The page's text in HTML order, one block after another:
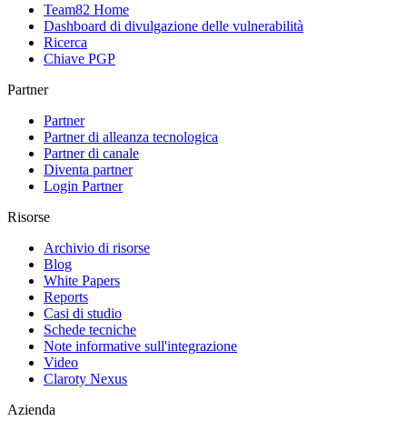
Team82 Home
Dashboard di divulgazione delle vulnerabilità
Ricerca
Chiave PGP
Partner
Partner
Partner di alleanza tecnologica
Partner di canale
Diventa partner
Login Partner
Risorse
Archivio di risorse
Blog
White Papers
Reports
Casi di studio
Schede tecniche
Note informative sull'integrazione
Video
Claroty Nexus
Azienda